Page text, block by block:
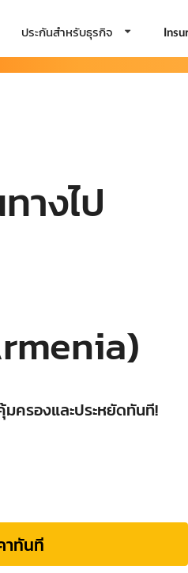
ประกันสำหรับธุรกิจ
างไป
มครองและประหยัดทันที!
าทันที